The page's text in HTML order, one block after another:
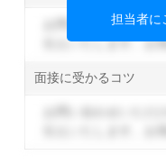
お問い合わせいただ
伝えいたします。お
面接に受かるコツ
担当者に